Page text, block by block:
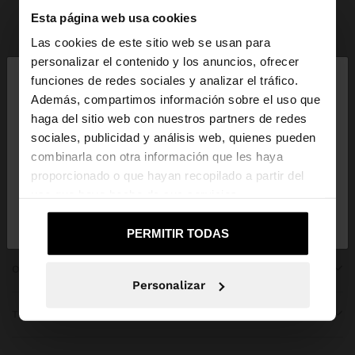
Esta página web usa cookies
Las cookies de este sitio web se usan para
personalizar el contenido y los anuncios, ofrecer
funciones de redes sociales y analizar el tráfico.
Además, compartimos información sobre el uso que
haga del sitio web con nuestros partners de redes
sociales, publicidad y análisis web, quienes pueden
combinarla con otra información que les haya
proporcionado o que hayan recopilado a partir del
PERMITIR TODAS
Personalizar
hola
Estás accediendo a la web de Dominican Republic.
¿Quieres ir a la web de United States?
Parfois bridal collection
ÚNETE A NUESTRA NEWSLETTER
y obtén un 10% de descuento
TENDENCIAS